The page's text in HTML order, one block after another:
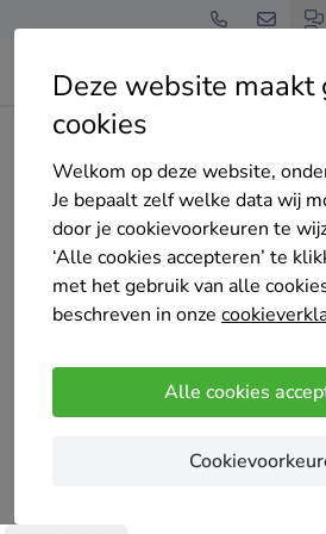
Deze website maakt
cookies
Welkom op deze website,
Je bepaalt zelf welke data wij
door je cookievoorkeuren te
‘Alle cookies accepteren’ te
met het gebruik van alle
beschreven in onze
Alle cookies
Home Bedrijven overzicht
FSC Bouwprojectmanagement
's-Hertogenbosch
we bouwprojecten van A tot Z.